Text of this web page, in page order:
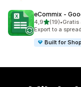
eCommix ‑
4,9av 5 stjerner
(19)
Totalt 19 omtaler
•Gratis
Export to a
Built for